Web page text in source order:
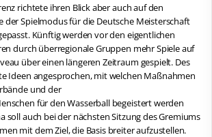
richtete ihren Blick aber auch auf den
der Spielmodus für die Deutsche Meisterschaft
Künftig werden vor den eigentlichen
durch überregionale Gruppen mehr Spiele auf
über einen längeren Zeitraum gespielt. Des
Ideen angesprochen, mit welchen Maßnahmen
und der
für den Wasserball begeistert werden
soll auch bei der nächsten Sitzung des Gremiums
mit dem Ziel, die Basis breiter aufzustellen.